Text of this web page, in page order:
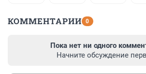
КОММЕНТАРИИ 0
Пока нет ни одного
Начните обсуждение